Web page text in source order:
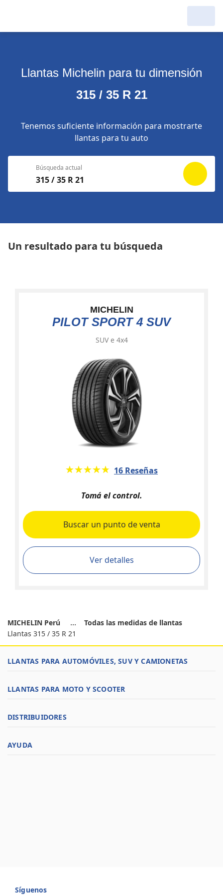
Llantas Michelin para tu dimensión
315 / 35 R 21
Tenemos suficiente información para mostrarte
llantas para tu auto
Búsqueda actual
315 / 35 R 21
Un resultado para tu búsqueda
MICHELIN
PILOT SPORT 4 SUV
SUV e 4x4
★★★★★
☆☆☆☆☆ 16 Reseñas
Tomá el control.
Buscar un punto de venta
Ver detalles
MICHELIN Perú
Todas las medidas de llantas
Llantas 315 / 35 R 21
LLANTAS PARA AUTOMÓVILES, SUV Y CAMIONETAS
LLANTAS PARA MOTO Y SCOOTER
DISTRIBUIDORES
AYUDA
Síguenos